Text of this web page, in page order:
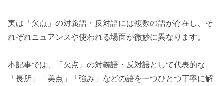
実は「欠点」の対義語・反対語には複数の語が存在し、そ
れぞれニュアンスや使われる場面が微妙に異なります。
本記事では、「欠点」の対義語・反対語として代表的な
「長所」「美点」「強み」などの語を一つひとつ丁寧に解